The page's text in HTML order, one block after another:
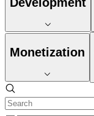
Development
Monetization